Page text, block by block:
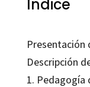
Índice
Presentación
Descripción
1. Pedagogía